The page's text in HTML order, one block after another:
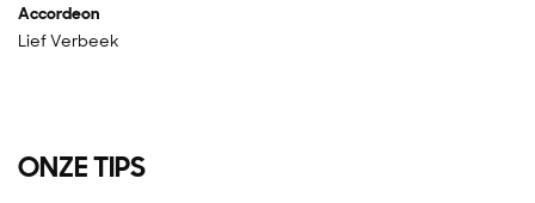
Accordeon
Lief Verbeek
ONZE TIPS